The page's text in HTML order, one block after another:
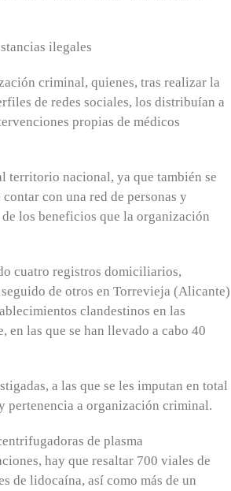
criminal, quienes, tras realizar la
de redes sociales, los distribuían a
propias de médicos
territorio nacional, ya que también se
con una red de personas y
los beneficios que la organización
cuatro registros domiciliarios,
seguido de otros en Torrevieja (Alicante)
clandestinos en las
las que se han llevado a cabo 40
a las que se les imputan en total
pertenencia a organización criminal.
de plasma
hay que resaltar 700 viales de
de lidocaína, así como más de un